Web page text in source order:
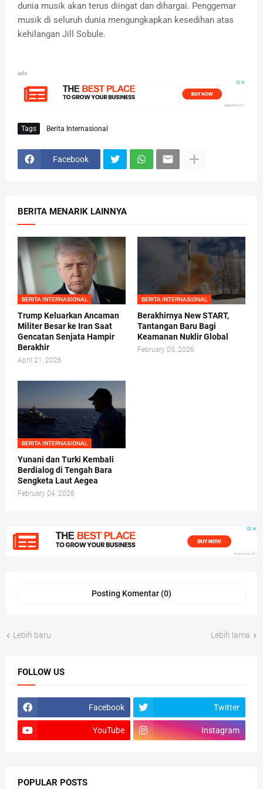
dunia musik akan terus diingat dan dihargai. Penggemar
musik di seluruh dunia mengungkapkan kesedihan atas
kehilangan Jill Sobule.
ads
Tags Berita Internasional
Facebook
BERITA MENARIK LAINNYA
BERITA INTERNASIONAL
Trump Keluarkan Ancaman
Militer Besar ke Iran Saat
Gencatan Senjata Hampir
Berakhir
April 21, 2026
BERITA INTERNASIONAL
Berakhirnya New START,
Tantangan Baru Bagi
Keamanan Nuklir Global
February 05, 2026
BERITA INTERNASIONAL
Yunani dan Turki Kembali
Berdialog di Tengah Bara
Sengketa Laut Aegea
February 04, 2026
Posting Komentar (0)
Lebih baru Lebih lama
FOLLOW US
Facebook Twitter
YouTube Instagram
POPULAR POSTS